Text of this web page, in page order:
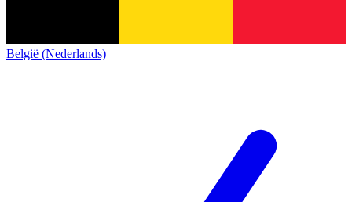
België (Nederlands)